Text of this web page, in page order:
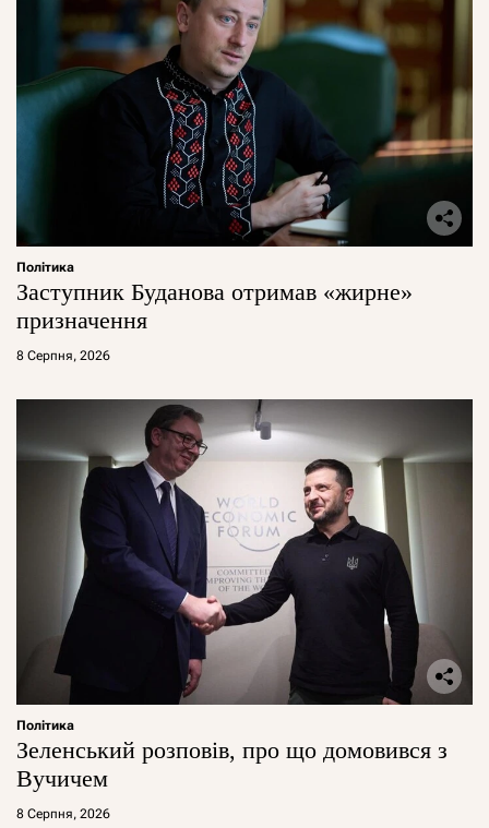
Політика
Заступник Буданова отримав «жирне»
призначення
8 Серпня, 2026
Політика
Зеленський розповів, про що домовився з
Вучичем
8 Серпня, 2026